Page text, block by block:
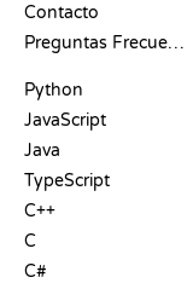
Contacto
Preguntas Frecuentes
Python
JavaScript
Java
TypeScript
C++
C
C#